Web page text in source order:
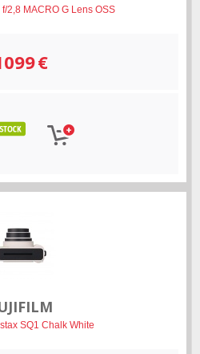
2,8 MACRO G Lens OSS
€
SQ1 Chalk White